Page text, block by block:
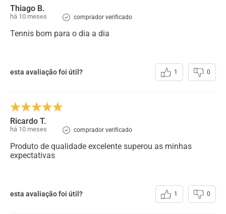
Couro : Sapatenis Masculino Alth Rafarillo em Couro Preto
Acabamento:Natural
Forro:Couro
Cadarço:Tradicional - De Amarrar
Thiago B.
há 10 meses comprador verificado
Tennis bom para o dia a dia
esta avaliação foi útil? 1 0
Ricardo T.
há 10 meses comprador verificado
Produto de qualidade excelente superou as minhas
expectativas
esta avaliação foi útil? 1 0